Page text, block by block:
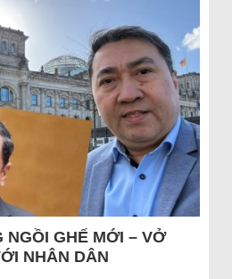
NGỒI GHẾ MỚI – VỞ
NHÂN DÂN